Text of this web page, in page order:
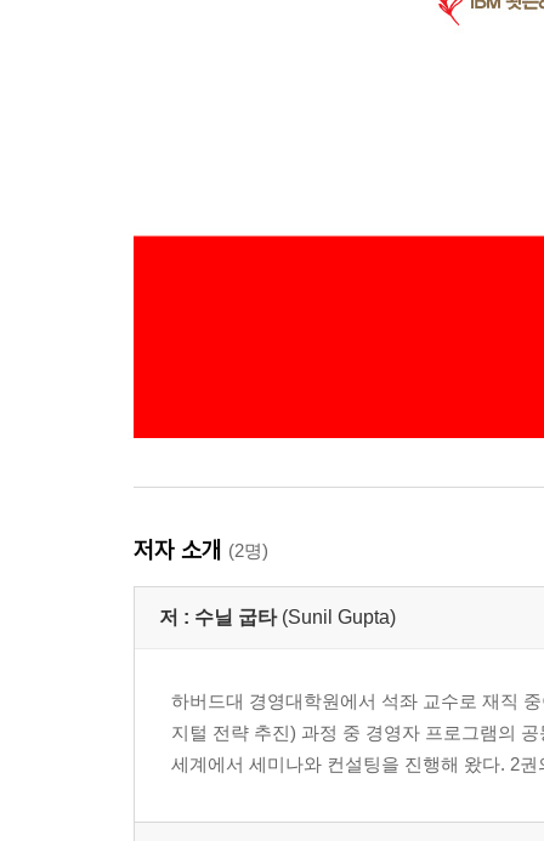
저자 소개 (2명)
저 : 수닐 굽타 (Sunil Gupta)
하버드대 경영대학원에서 석좌 교수로 재직
지털 전략 추진) 과정 중 경영자 프로그램의
세계에서 세미나와 컨설팅을 진행해 왔다. 2